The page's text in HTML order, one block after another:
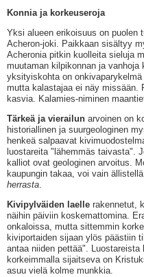
Konnia ja korkeuseroja
Yksi alueen erikoisuus on puolen
Acheron-joki. Paikkaan sisältyy
Acheronia pitkin kuolleita sieluja
muutaman kilpikonnan ja
yksityiskohta on
mutta kalastajaa ei näy missään.
kasvia. Kalamies-niminen
Tärkeä ja vierailun arvoinen on
historiallinen ja suurgeologinen
henkeä salpaavat
luostareita "lähemmäs taivasta".
kalliot ovat geologinen arvoitus.
kaupungin takaa, voi vain
herrasta.
Kivipylväiden laelle rakennetut,
näihin päiviin koskemattomina.
onkaloissa, mutta sittemmin
kiviportaiden sijaan ylös päästiin
antaa niiden pettää".
korkeimmalla sijaitseva on
asuu vielä kolme munkkia.